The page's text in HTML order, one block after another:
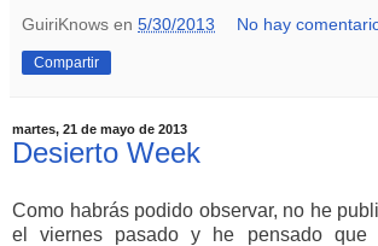
GuiriKnows en 5/30/2013 No hay
Compartir
martes, 21 de mayo de 2013
Desierto Week
Como habrás podido observar, no he
el viernes pasado y he pensado que